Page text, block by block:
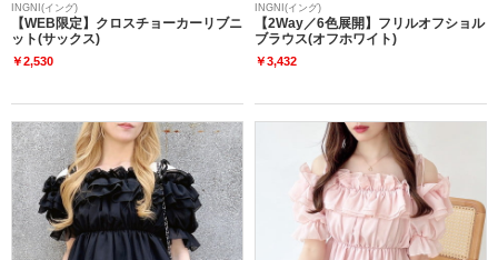
INGNI(イング)
【WEB限定】クロスチョーカーリブニ
ット(サックス)
￥2,530
INGNI(イング)
【2Way／6色展開】フリルオフショル
ブラウス(オフホワイト)
￥3,432